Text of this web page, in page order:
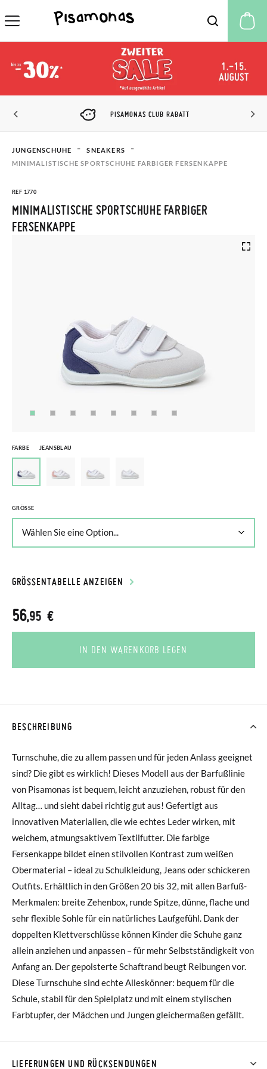
PISAMONAS CLUB RABATT
JUNGENSCHUHE
SNEAKERS
MINIMALISTISCHE SPORTSCHUHE FARBIGER FERSENKAPPE
REF 1770
MINIMALISTISCHE SPORTSCHUHE FARBIGER
FERSENKAPPE
FARBE JEANSBLAU
GRÖSSE
GRÖSSENTABELLE ANZEIGEN
56,95 €
IN DEN WARENKORB LEGEN
BESCHREIBUNG
Turnschuhe, die zu allem passen und für jeden Anlass geeignet
sind? Die gibt es wirklich! Dieses Modell aus der Barfußlinie
von Pisamonas ist bequem, leicht anzuziehen, robust für den
Alltag… und sieht dabei richtig gut aus! Gefertigt aus
innovativen Materialien, die wie echtes Leder wirken, mit
weichem, atmungsaktivem Textilfutter. Die farbige
Fersenkappe bildet einen stilvollen Kontrast zum weißen
Obermaterial – ideal zu Schulkleidung, Jeans oder schickeren
Outfits. Erhältlich in den Größen 20 bis 32, mit allen Barfuß-
Merkmalen: breite Zehenbox, runde Spitze, dünne, flache und
sehr flexible Sohle für ein natürliches Laufgefühl. Dank der
doppelten Klettverschlüsse können Kinder die Schuhe ganz
allein anziehen und anpassen – für mehr Selbstständigkeit von
Anfang an. Der gepolsterte Schaftrand beugt Reibungen vor.
Diese Turnschuhe sind echte Alleskönner: bequem für die
Schule, stabil für den Spielplatz und mit einem stylischen
Farbtupfer, der Mädchen und Jungen gleichermaßen gefällt.
LIEFERUNGEN UND RÜCKSENDUNGEN